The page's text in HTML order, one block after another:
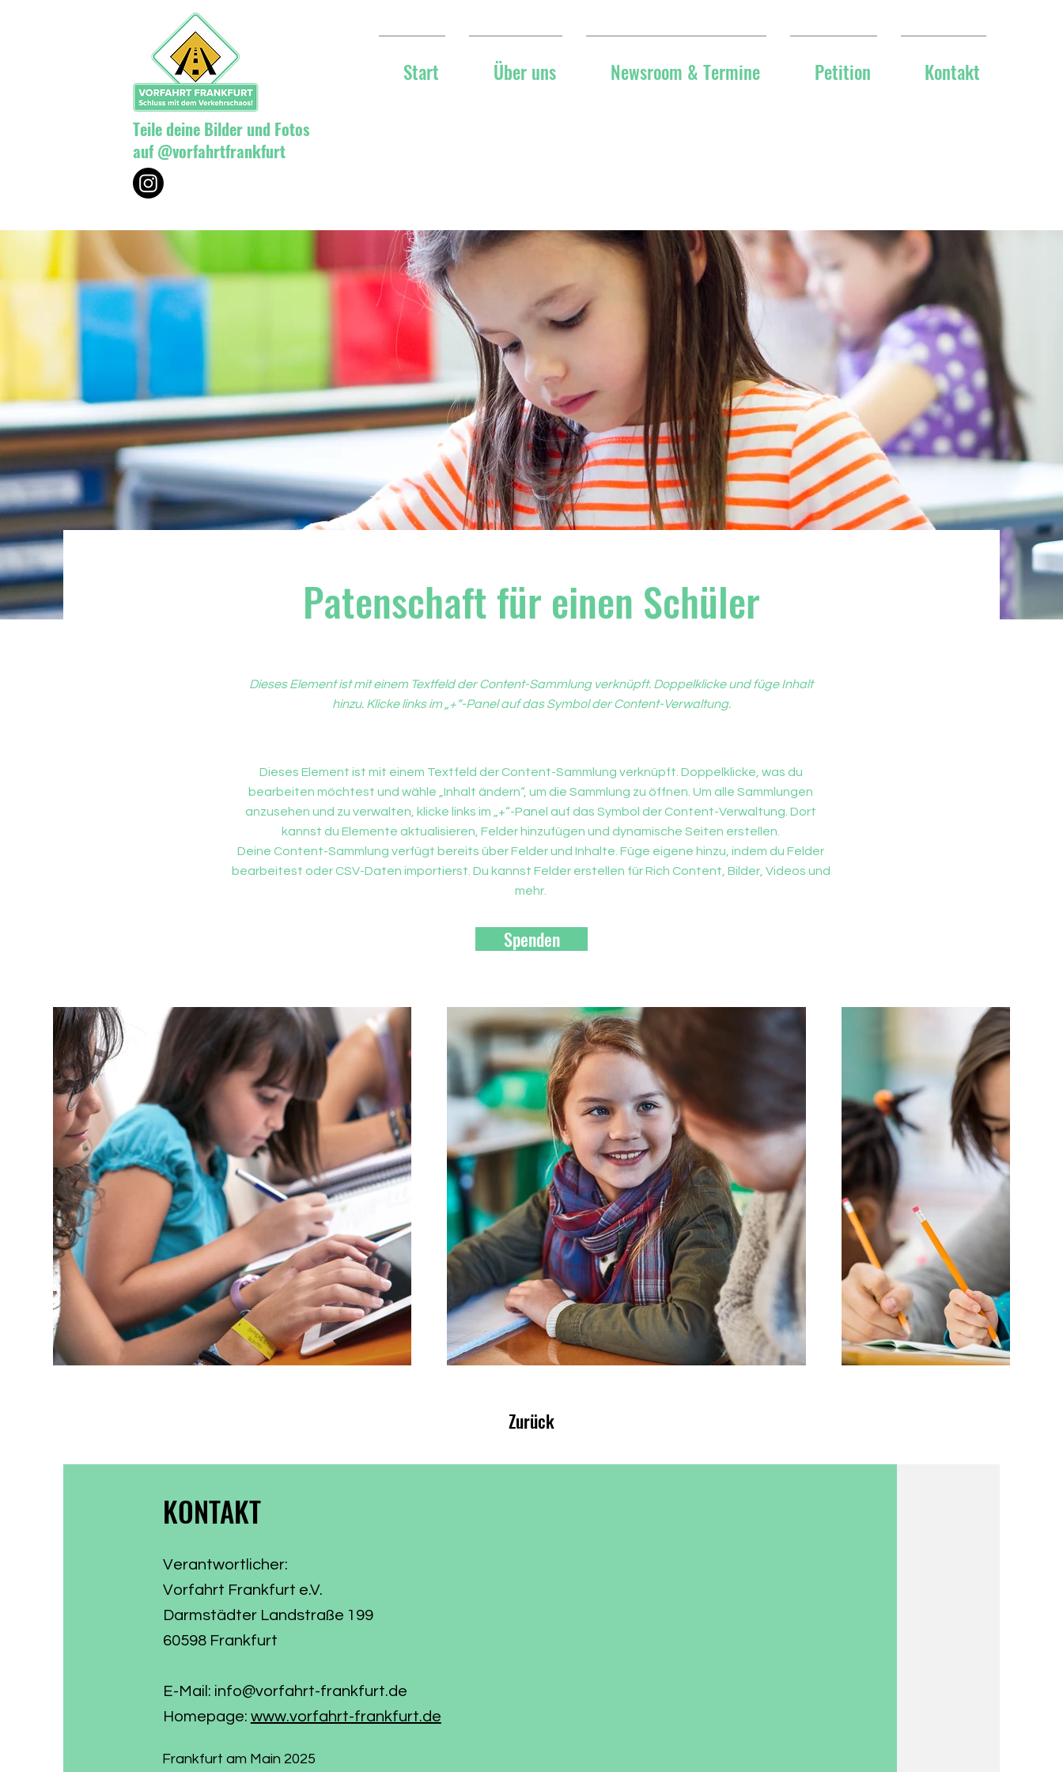
Teile deine Bilder und Fotos
auf @vorfahrtfrankfurt
Start Über uns Newsroom & Termine Petition Kontakt
Patenschaft für einen Schüler
Dieses Element ist mit einem Textfeld der Content-Sammlung verknüpft. Doppelklicke und füge Inhalt
hinzu. Klicke links im „+“-Panel auf das Symbol der Content-Verwaltung.
Dieses Element ist mit einem Textfeld der Content-Sammlung verknüpft. Doppelklicke, was du
bearbeiten möchtest und wähle „Inhalt ändern“, um die Sammlung zu öffnen. Um alle Sammlungen
anzusehen und zu verwalten, klicke links im „+“-Panel auf das Symbol der Content-Verwaltung. Dort
kannst du Elemente aktualisieren, Felder hinzufügen und dynamische Seiten erstellen.
Deine Content-Sammlung verfügt bereits über Felder und Inhalte. Füge eigene hinzu, indem du Felder
bearbeitest oder CSV-Daten importierst. Du kannst Felder erstellen für Rich Content, Bilder, Videos und
mehr.
Spenden
Zurück
KONTAKT
Verantwortlicher:
Vorfahrt Frankfurt e.V.
Darmstädter Landstraße 199
60598 Frankfurt
E-Mail: info@vorfahrt-frankfurt.de
Homepage: www.vorfahrt-frankfurt.de
Frankfurt am Main 2025